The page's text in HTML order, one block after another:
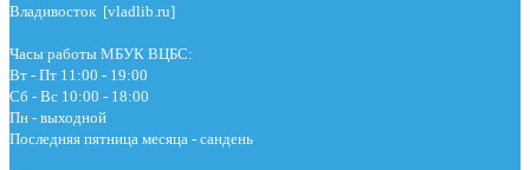
Владивосток [vladlib.ru]
Часы работы МБУК ВЦБС:
Вт - Пт 11:00 - 19:00
Сб - Вс 10:00 - 18:00
Пн - выходной
Последняя пятница месяца - сандень